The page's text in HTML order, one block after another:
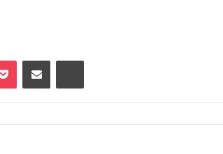
Pocket Compartilhar via e-mail Imprimir